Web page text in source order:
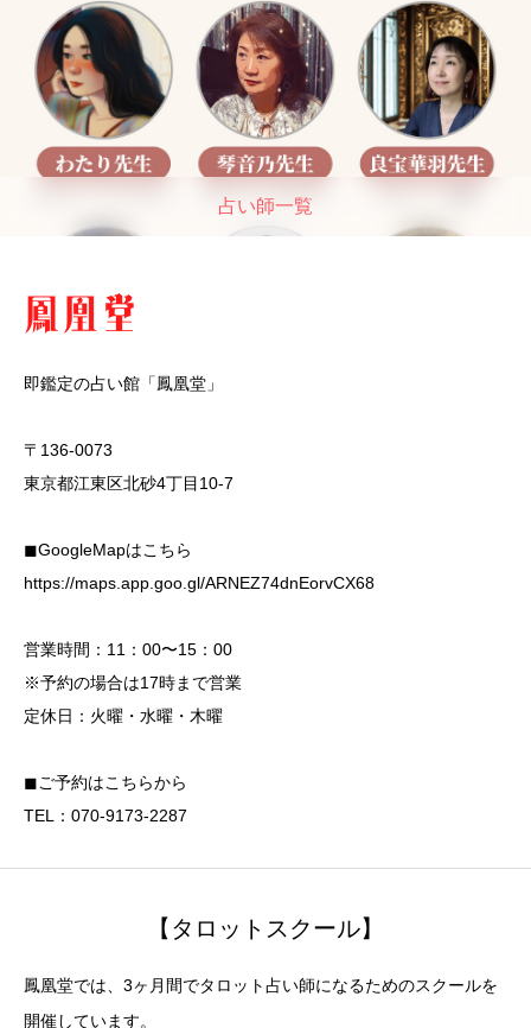
占い師一覧
即鑑定の占い館「鳳凰堂」
〒136-0073
東京都江東区北砂4丁目10-7
◼︎GoogleMapはこちら
https://maps.app.goo.gl/ARNEZ74dnEorvCX68
営業時間：11：00〜15：00
※予約の場合は17時まで営業
定休日：火曜・水曜・木曜
◼︎ご予約はこちらから
TEL：070-9173-2287
【タロットスクール】
鳳凰堂では、3ヶ月間でタロット占い師になるためのスクールを
開催しています。